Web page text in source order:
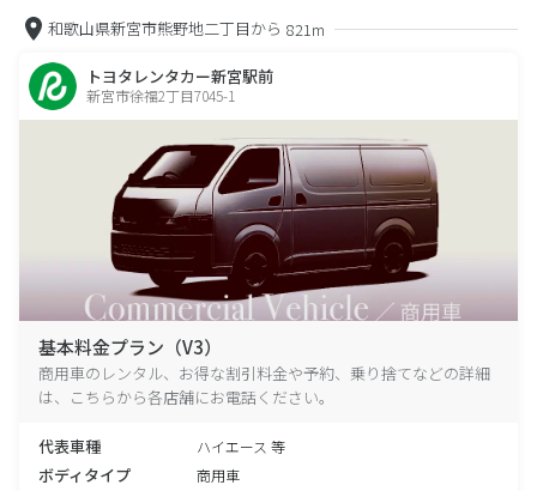
和歌山県新宮市熊野地二丁目から 821m
トヨタレンタカー新宮駅前
新宮市徐福2丁目7045-1
基本料金プラン（V3）
商用車のレンタル、お得な割引料金や予約、乗り捨てなどの詳細
は、こちらから各店舗にお電話ください。
代表車種 ハイエース 等
ボディタイプ 商用車